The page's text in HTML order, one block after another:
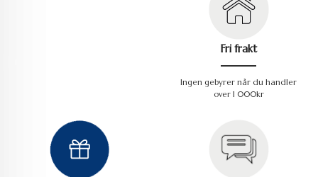
Fri frakt
Ingen gebyrer når du handler
over 1 000kr